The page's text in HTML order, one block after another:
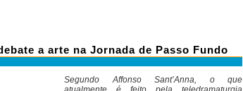
a arte na Jornada de Passo Fundo
Segundo Affonso Sant’Anna, o que